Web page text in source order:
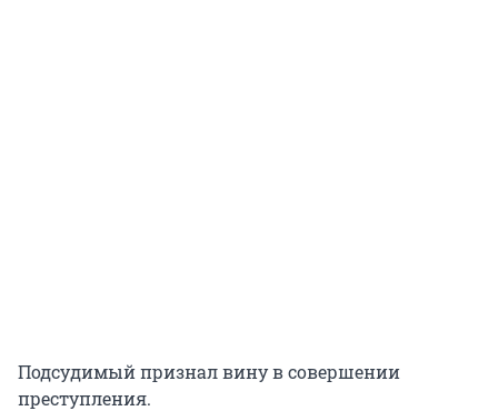
Подсудимый признал вину в совершении
преступления.